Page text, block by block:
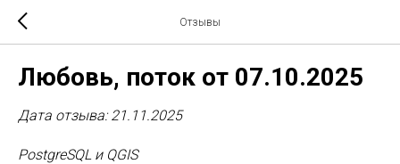
Отзывы
Любовь, поток от 07.10.2025
Дата отзыва: 21.11.2025
PostgreSQL и QGIS